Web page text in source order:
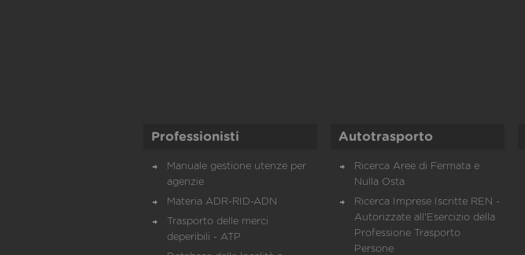
Professionisti
Manuale gestione utenze per
agenzie
Materia ADR-RID-ADN
Trasporto delle merci
deperibili - ATP
Autotrasporto
Ricerca Aree di Fermata e
Nulla Osta
Ricerca Imprese Iscritte REN -
Autorizzate all'Esercizio della
Professione Trasporto
Persone